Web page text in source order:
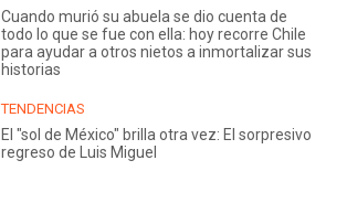
Cuando murió su abuela se dio cuenta de
todo lo que se fue con ella: hoy recorre Chile
para ayudar a otros nietos a inmortalizar sus
historias
TENDENCIAS
El "sol de México" brilla otra vez: El sorpresivo
regreso de Luis Miguel